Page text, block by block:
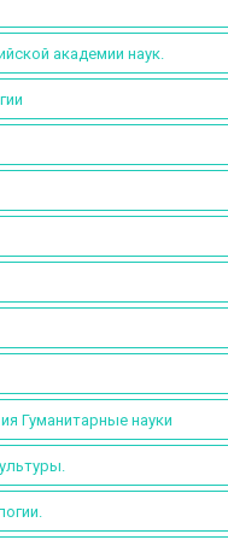
академии наук.
Гуманитарные науки